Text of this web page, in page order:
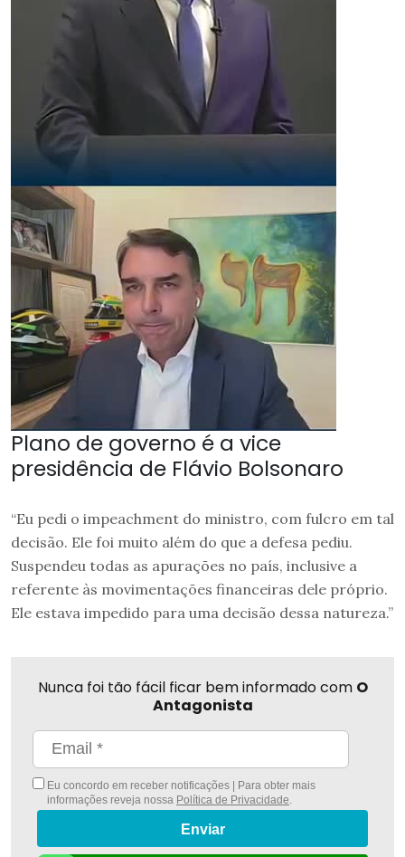
Plano de governo é a vice
presidência de Flávio Bolsonaro
“Eu pedi o impeachment do ministro, com fulcro em tal
decisão. Ele foi muito além do que a defesa pediu.
Suspendeu todas as apurações no país, inclusive a
referente às movimentações financeiras dele próprio.
Ele estava impedido para uma decisão dessa natureza.”
Nunca foi tão fácil ficar bem informado com O
Antagonista
Eu concordo em receber notificações | Para obter mais
informações reveja nossa Política de Privacidade
Enviar